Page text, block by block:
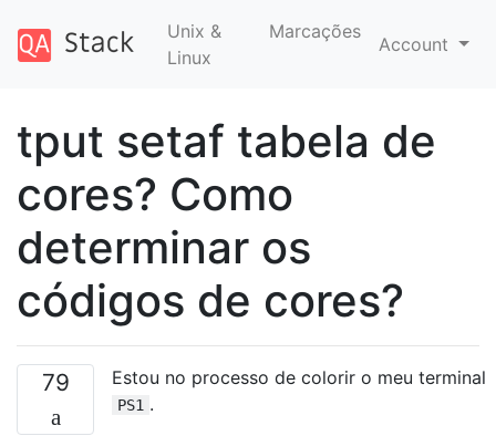
Unix &
Linux
Marcações
Account
tput setaf tabela de
cores? Como
determinar os
códigos de cores?
79 Estou no processo de colorir o meu terminal
PS1 .